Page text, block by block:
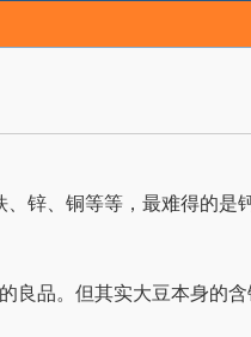
锌、铜等等，最难得的是
良品。但其实大豆本身的